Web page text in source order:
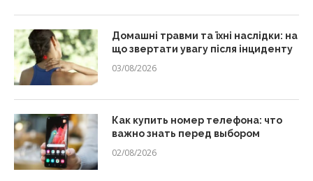
Домашні травми та їхні наслідки: на
що звертати увагу після інциденту
03/08/2026
Как купить номер телефона: что
важно знать перед выбором
02/08/2026